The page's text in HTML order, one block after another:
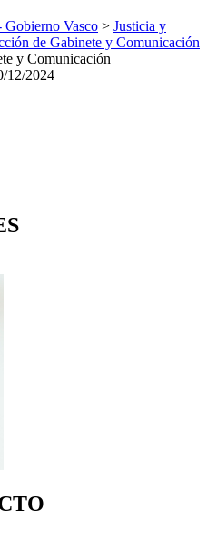
Gobierno Vasco > Justicia y
de Gabinete y Comunicación
y Comunicación
12/2024